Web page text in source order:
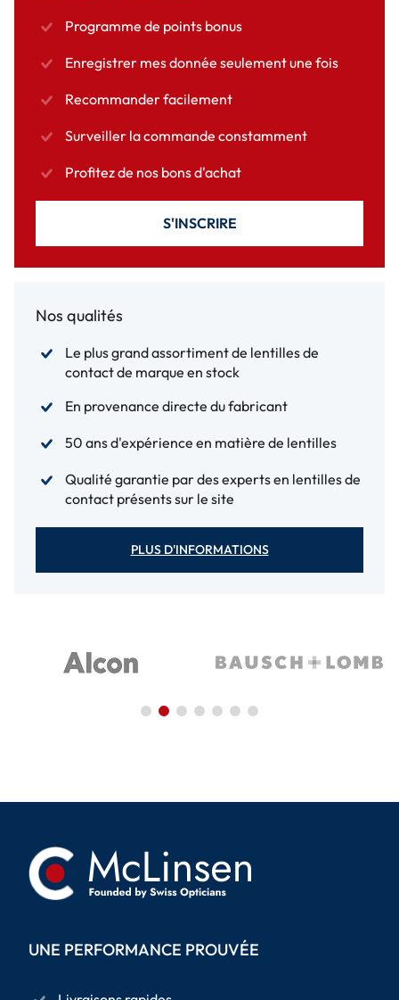
Programme de points bonus
Enregistrer mes donnée seulement une fois
Recommander facilement
Surveiller la commande constamment
Profitez de nos bons d'achat
S'INSCRIRE
Nos qualités
Le plus grand assortiment de lentilles de
contact de marque en stock
En provenance directe du fabricant
50 ans d'expérience en matière de lentilles
Qualité garantie par des experts en lentilles de
contact présents sur le site
PLUS D'INFORMATIONS
UNE PERFORMANCE PROUVÉE